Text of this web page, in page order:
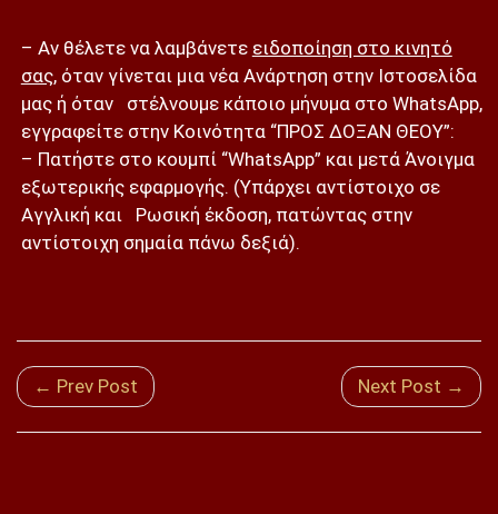
– Αν θέλετε να λαμβάνετε ειδοποίηση στο κινητό
σας, όταν γίνεται μια νέα Ανάρτηση στην Ιστοσελίδα
μας ή όταν στέλνουμε κάποιο μήνυμα στο WhatsApp,
εγγραφείτε στην Κοινότητα “ΠΡΟΣ ΔΟΞΑΝ ΘΕΟΥ”:
– Πατήστε στο κουμπί “WhatsApp” και μετά Άνοιγμα
εξωτερικής εφαρμογής. (Υπάρχει αντίστοιχο σε
Αγγλική και Ρωσική έκδοση, πατώντας στην
αντίστοιχη σημαία πάνω δεξιά).
← Prev Post Next Post →